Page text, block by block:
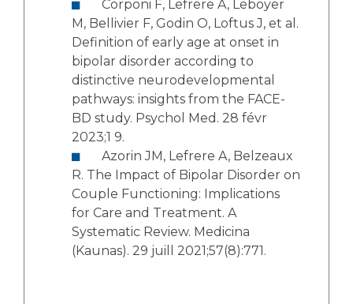
M, Bellivier F, Godin O, Loftus J, et al.
Definition of early age at onset in
bipolar disorder according to
distinctive neurodevelopmental
pathways: insights from the FACE-
BD study. Psychol Med. 28 févr
2023;1 9.
R. The Impact of Bipolar Disorder on
Couple Functioning: Implications
for Care and Treatment. A
Systematic Review. Medicina
(Kaunas). 29 juill 2021;57(8):771.